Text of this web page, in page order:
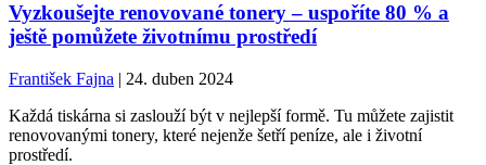
Vyzkoušejte renovované tonery – uspoříte 80 % a
ještě pomůžete životnímu prostředí
František Fajna | 24. duben 2024
Každá tiskárna si zaslouží být v nejlepší formě. Tu můžete zajistit
renovovanými tonery, které nejenže šetří peníze, ale i životní
prostředí.